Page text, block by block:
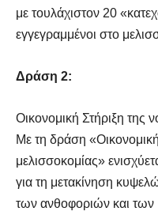
με τουλάχιστον 20
εγγεγραμμένοι στο
Δράση 2:
Οικονομική Στήριξη της
Με τη δράση
μελισσοκομίας»
για τη μετακίνηση
των ανθοφοριών και των